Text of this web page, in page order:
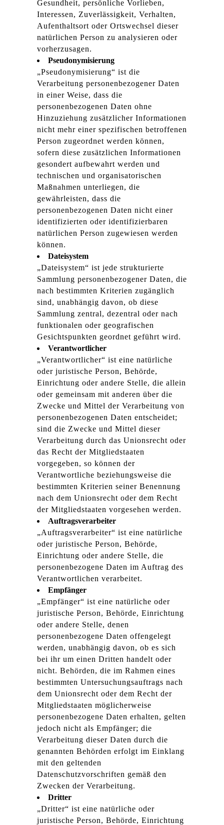
Gesundheit, persönliche Vorlieben,
Interessen, Zuverlässigkeit, Verhalten,
Aufenthaltsort oder Ortswechsel dieser
natürlichen Person zu analysieren oder
vorherzusagen.
Pseudonymisierung
„Pseudonymisierung“ ist die
Verarbeitung personenbezogener Daten
in einer Weise, dass die
personenbezogenen Daten ohne
Hinzuziehung zusätzlicher Informationen
nicht mehr einer spezifischen betroffenen
Person zugeordnet werden können,
sofern diese zusätzlichen Informationen
gesondert aufbewahrt werden und
technischen und organisatorischen
Maßnahmen unterliegen, die
gewährleisten, dass die
personenbezogenen Daten nicht einer
identifizierten oder identifizierbaren
natürlichen Person zugewiesen werden
können.
Dateisystem
„Dateisystem“ ist jede strukturierte
Sammlung personenbezogener Daten, die
nach bestimmten Kriterien zugänglich
sind, unabhängig davon, ob diese
Sammlung zentral, dezentral oder nach
funktionalen oder geografischen
Gesichtspunkten geordnet geführt wird.
Verantwortlicher
„Verantwortlicher“ ist eine natürliche
oder juristische Person, Behörde,
Einrichtung oder andere Stelle, die allein
oder gemeinsam mit anderen über die
Zwecke und Mittel der Verarbeitung von
personenbezogenen Daten entscheidet;
sind die Zwecke und Mittel dieser
Verarbeitung durch das Unionsrecht oder
das Recht der Mitgliedstaaten
vorgegeben, so können der
Verantwortliche beziehungsweise die
bestimmten Kriterien seiner Benennung
nach dem Unionsrecht oder dem Recht
der Mitgliedstaaten vorgesehen werden.
Auftragsverarbeiter
„Auftragsverarbeiter“ ist eine natürliche
oder juristische Person, Behörde,
Einrichtung oder andere Stelle, die
personenbezogene Daten im Auftrag des
Verantwortlichen verarbeitet.
Empfänger
„Empfänger“ ist eine natürliche oder
juristische Person, Behörde, Einrichtung
oder andere Stelle, denen
personenbezogene Daten offengelegt
werden, unabhängig davon, ob es sich
bei ihr um einen Dritten handelt oder
nicht. Behörden, die im Rahmen eines
bestimmten Untersuchungsauftrags nach
dem Unionsrecht oder dem Recht der
Mitgliedstaaten möglicherweise
personenbezogene Daten erhalten, gelten
jedoch nicht als Empfänger; die
Verarbeitung dieser Daten durch die
genannten Behörden erfolgt im Einklang
mit den geltenden
Datenschutzvorschriften gemäß den
Zwecken der Verarbeitung.
Dritter
„Dritter“ ist eine natürliche oder
juristische Person, Behörde, Einrichtung